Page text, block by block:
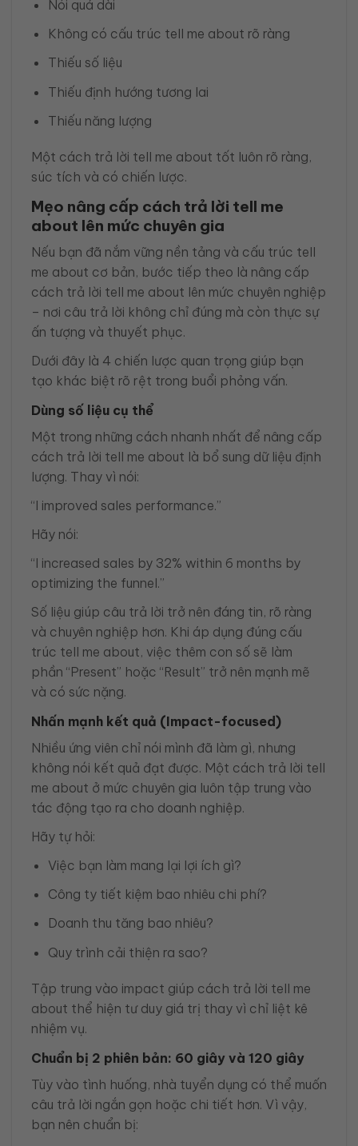
Nói quá dài
Không có cấu trúc tell me about rõ ràng
Thiếu số liệu
Thiếu định hướng tương lai
Thiếu năng lượng
Một cách trả lời tell me about tốt luôn rõ ràng,
súc tích và có chiến lược.
Mẹo nâng cấp cách trả lời tell me
about lên mức chuyên gia
Nếu bạn đã nắm vững nền tảng và cấu trúc tell
me about cơ bản, bước tiếp theo là nâng cấp
cách trả lời tell me about lên mức chuyên nghiệp
– nơi câu trả lời không chỉ đúng mà còn thực sự
ấn tượng và thuyết phục.
Dưới đây là 4 chiến lược quan trọng giúp bạn
tạo khác biệt rõ rệt trong buổi phỏng vấn.
Dùng số liệu cụ thể
Một trong những cách nhanh nhất để nâng cấp
cách trả lời tell me about là bổ sung dữ liệu định
lượng. Thay vì nói:
“I improved sales performance.”
Hãy nói:
“I increased sales by 32% within 6 months by
optimizing the funnel.”
Số liệu giúp câu trả lời trở nên đáng tin, rõ ràng
và chuyên nghiệp hơn. Khi áp dụng đúng cấu
trúc tell me about, việc thêm con số sẽ làm
phần “Present” hoặc “Result” trở nên mạnh mẽ
và có sức nặng.
Nhấn mạnh kết quả (Impact-focused)
Nhiều ứng viên chỉ nói mình đã làm gì, nhưng
không nói kết quả đạt được. Một cách trả lời tell
me about ở mức chuyên gia luôn tập trung vào
tác động tạo ra cho doanh nghiệp.
Hãy tự hỏi:
Việc bạn làm mang lại lợi ích gì?
Công ty tiết kiệm bao nhiêu chi phí?
Doanh thu tăng bao nhiêu?
Quy trình cải thiện ra sao?
Tập trung vào impact giúp cách trả lời tell me
about thể hiện tư duy giá trị thay vì chỉ liệt kê
nhiệm vụ.
Chuẩn bị 2 phiên bản: 60 giây và 120 giây
Tùy vào tình huống, nhà tuyển dụng có thể muốn
câu trả lời ngắn gọn hoặc chi tiết hơn. Vì vậy,
bạn nên chuẩn bị: